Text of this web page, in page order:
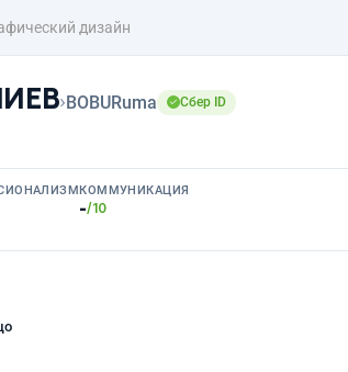
дизайн
›BOBURuma Сбер ID
КОММУНИКАЦИЯ
-/10